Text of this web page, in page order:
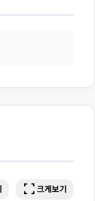
fullscreen 크게보기